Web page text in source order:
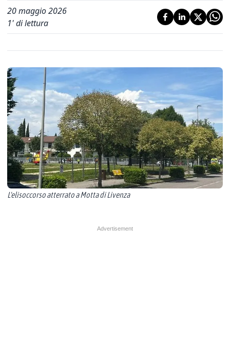
20 maggio 2026
1' di lettura
L'elisoccorso atterrato a Motta di Livenza